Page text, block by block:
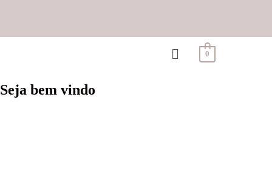
0
Seja bem vindo